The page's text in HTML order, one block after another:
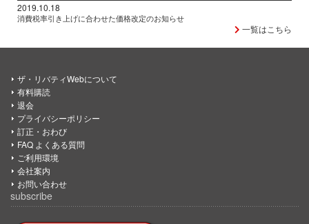
2019.10.18
消費税率引き上げに合わせた価格改定のお知らせ
一覧はこちら
ザ・リバティWebについて
有料購読
退会
プライバシーポリシー
訂正・おわび
FAQ よくある質問
ご利用環境
会社案内
お問い合わせ
subscribe